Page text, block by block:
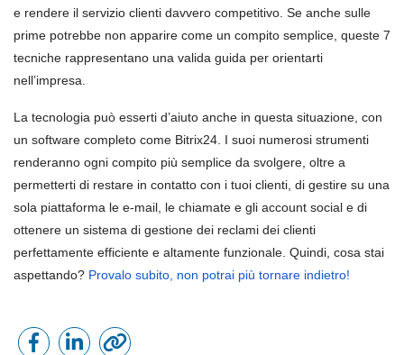
e rendere il servizio clienti davvero competitivo. Se anche sulle
prime potrebbe non apparire come un compito semplice, queste 7
tecniche rappresentano una valida guida per orientarti
nell’impresa.
La tecnologia può esserti d’aiuto anche in questa situazione, con
un software completo come Bitrix24. I suoi numerosi strumenti
renderanno ogni compito più semplice da svolgere, oltre a
permetterti di restare in contatto con i tuoi clienti, di gestire su una
sola piattaforma le e-mail, le chiamate e gli account social e di
ottenere un sistema di gestione dei reclami dei clienti
perfettamente efficiente e altamente funzionale. Quindi, cosa stai
aspettando? Provalo subito, non potrai più tornare indietro!